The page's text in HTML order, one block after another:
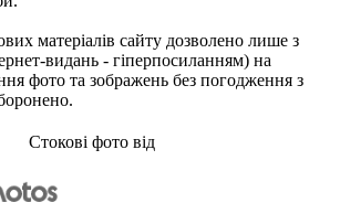
матеріалів сайту дозволено лише з
видань - гіперпосиланням) на
фото та зображень без погодження з
Стокові фото від